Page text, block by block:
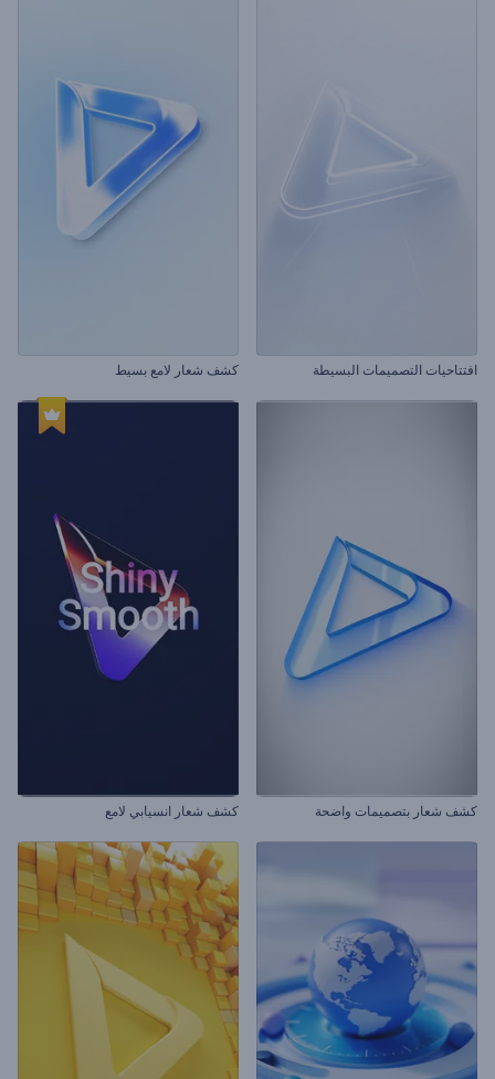
افتتاحيات التصميمات البسيطة كشف شعار لامع بسيط
كشف شعار بتصميمات واضحة كشف شعار انسيابي لامع